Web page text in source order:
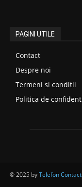
PAGINI UTILE
Contact
Despre noi
Termeni si conditii
Politica de
© 2025 byTelefon Contact